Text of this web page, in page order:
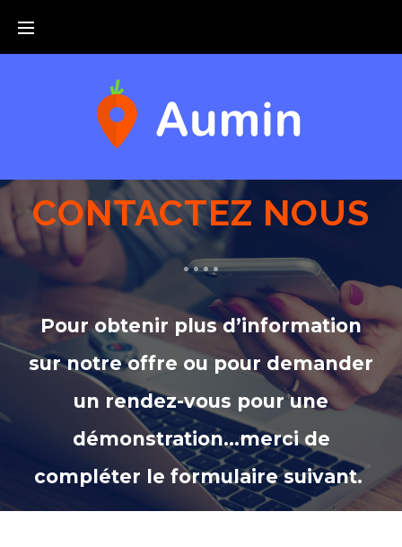
CONTACTEZ NOUS
Pour obtenir plus d’information
sur notre offre ou pour demander
un rendez-vous pour une
démonstration…merci de
compléter le formulaire suivant.